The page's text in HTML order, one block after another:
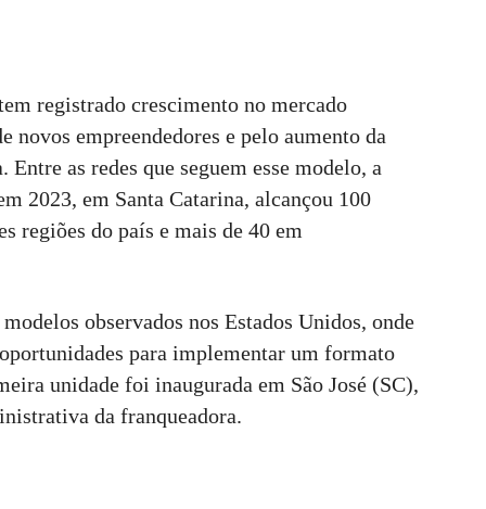
registrado crescimento no mercado
novos empreendedores e pelo aumento da
as redes que seguem esse modelo, a
2023, em Santa Catarina, alcançou 100
regiões do país e mais de 40 em
observados nos Estados Unidos, onde
para implementar um formato
unidade foi inaugurada em São José (SC),
da franqueadora.